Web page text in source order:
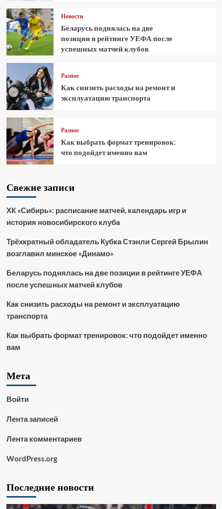
Новости
Беларусь поднялась на две
позиции в рейтинге УЕФА после
успешных матчей клубов
Разное
Как снизить расходы на ремонт и
эксплуатацию транспорта
Разное
Как выбрать формат тренировок:
что подойдет именно вам
Свежие записи
ХК «Сибирь»: расписание матчей, календарь игр и
история новосибирского клуба
Трёхкратный обладатель Кубка Стэнли Сергей Брылин
возглавил минское «Динамо»
Беларусь поднялась на две позиции в рейтинге УЕФА
после успешных матчей клубов
Как снизить расходы на ремонт и эксплуатацию
транспорта
Как выбрать формат тренировок: что подойдет именно
вам
Мета
Войти
Лента записей
Лента комментариев
WordPress.org
Последние новости